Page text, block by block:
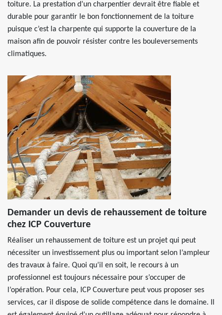
toiture. La prestation d’un charpentier devrait être fiable et
durable pour garantir le bon fonctionnement de la toiture
puisque c’est la charpente qui supporte la couverture de la
maison afin de pouvoir résister contre les bouleversements
climatiques.
Demander un devis de rehaussement de toiture
chez ICP Couverture
Réaliser un rehaussement de toiture est un projet qui peut
nécessiter un investissement plus ou important selon l’ampleur
des travaux à faire. Quoi qu’il en soit, le recours à un
professionnel est toujours nécessaire pour s’occuper de
l’opération. Pour cela, ICP Couverture peut vous proposer ses
services, car il dispose de solide compétence dans le domaine. Il